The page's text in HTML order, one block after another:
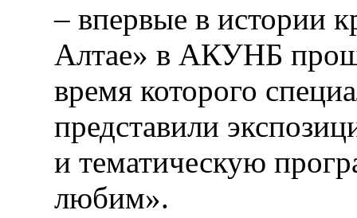
– впервые в истории
Алтае» в АКУНБ
время которого
представили
и тематическую
любим».